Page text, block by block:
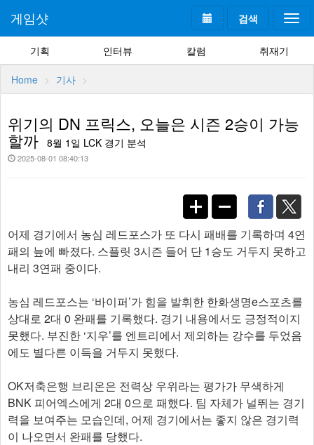
검색
게임샷
기획 인터뷰 칼럼 취재기
Home 기사
위기의 DN 프릭스, 오늘은 시즌 2승이 가능
할까 8월 1일 LCK 경기 분석
2025-08-01 08:40:13
어제 경기에서 농심 레드포스가 또 다시 패배를 기록하며 4연
패의 늪에 빠졌다. 스플릿 3시즌 들어 단 1승도 거두지 못하고
내리 3연패 중이다.
농심 레드포스는 ‘바이퍼’가 힘을 발휘한 한화생명e스포츠를
상대로 2대 0 완패를 기록했다. 경기 내용에서도 긍정적이지
못했다. 부진한 ‘지우’를 엔트리에서 제외하는 강수를 두었음
에도 별다른 이득을 거두지 못했다.
OK저축은행 브리온은 전력상 우위라는 평가가 무색하게
BNK 피어엑스에게 2대 0으로 패했다. 팀 자체가 널뛰는 경기
력을 보여주는 모습인데, 어제 경기에서는 좋지 않은 경기력
이 나오면서 완패를 당했다.